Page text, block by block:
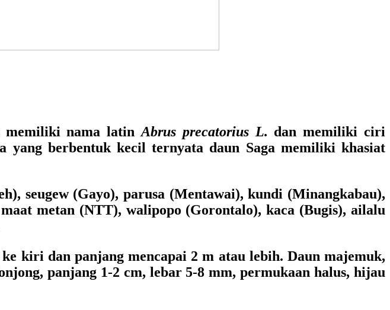
memiliki nama latinAbrus precatorius L. dan memiliki ciri
yang berbentuk kecil ternyata daun Saga memiliki khasiat
seugew (Gayo), parusa (Mentawai), kundi (Minangkabau),
metan (NTT), walipopo (Gorontalo), kaca (Bugis), ailalu
kiri dan panjang mencapai 2 m atau lebih. Daun majemuk,
panjang 1-2 cm, lebar 5-8 mm, permukaan halus, hijau